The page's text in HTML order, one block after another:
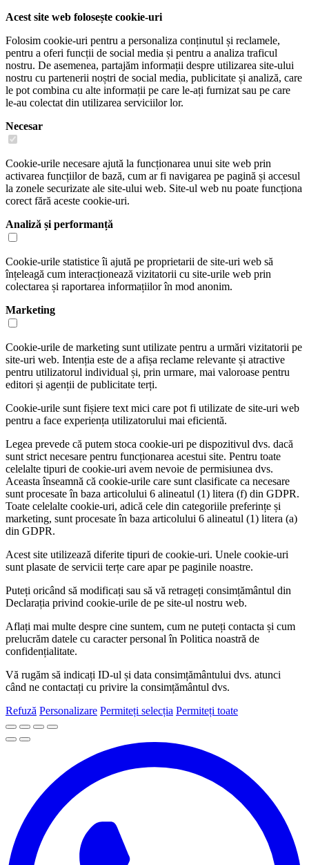
Acest site web folosește cookie-uri
Folosim cookie-uri pentru a personaliza conținutul și reclamele,
pentru a oferi funcții de social media și pentru a analiza traficul
nostru. De asemenea, partajăm informații despre utilizarea site-ului
nostru cu partenerii noștri de social media, publicitate și analiză, care
le pot combina cu alte informații pe care le-ați furnizat sau pe care
le-au colectat din utilizarea serviciilor lor.
Necesar
Cookie-urile necesare ajută la funcționarea unui site web prin
activarea funcțiilor de bază, cum ar fi navigarea pe pagină și accesul
la zonele securizate ale site-ului web. Site-ul web nu poate funcționa
corect fără aceste cookie-uri.
Analiză și performanță
Cookie-urile statistice îi ajută pe proprietarii de site-uri web să
înțeleagă cum interacționează vizitatorii cu site-urile web prin
colectarea și raportarea informațiilor în mod anonim.
Marketing
Cookie-urile de marketing sunt utilizate pentru a urmări vizitatorii pe
site-uri web. Intenția este de a afișa reclame relevante și atractive
pentru utilizatorul individual și, prin urmare, mai valoroase pentru
editori și agenții de publicitate terți.
Cookie-urile sunt fișiere text mici care pot fi utilizate de site-uri web
pentru a face experiența utilizatorului mai eficientă.
Legea prevede că putem stoca cookie-uri pe dispozitivul dvs. dacă
sunt strict necesare pentru funcționarea acestui site. Pentru toate
celelalte tipuri de cookie-uri avem nevoie de permisiunea dvs.
Aceasta înseamnă că cookie-urile care sunt clasificate ca necesare
sunt procesate în baza articolului 6 alineatul (1) litera (f) din GDPR.
Toate celelalte cookie-uri, adică cele din categoriile preferințe și
marketing, sunt procesate în baza articolului 6 alineatul (1) litera (a)
din GDPR.
Acest site utilizează diferite tipuri de cookie-uri. Unele cookie-uri
sunt plasate de servicii terțe care apar pe paginile noastre.
Puteți oricând să modificați sau să vă retrageți consimțământul din
Declarația privind cookie-urile de pe site-ul nostru web.
Aflați mai multe despre cine suntem, cum ne puteți contacta și cum
prelucrăm datele cu caracter personal în Politica noastră de
confidențialitate.
Vă rugăm să indicați ID-ul și data consimțământului dvs. atunci
când ne contactați cu privire la consimțământul dvs.
Refuză Personalizare Permiteți selecția Permiteți toate